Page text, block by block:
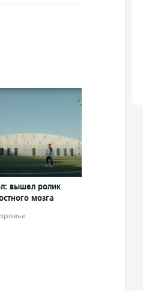
вышел ролик
мозга